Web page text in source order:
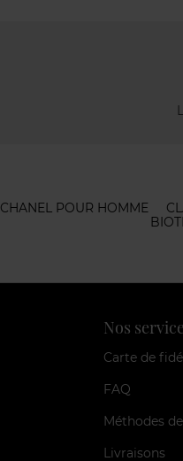
CHANEL POUR HOMME
Nos
Carte de
FAQ
Méthodes
Livraisons